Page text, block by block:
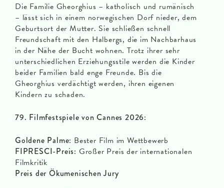
Die Familie Gheorghius – katholisch und rumänisch
– lässt sich in einem norwegischen Dorf nieder, dem
Geburtsort der Mutter. Sie schließen schnell
Freundschaft mit den Halbergs, die im Nachbarhaus
in der Nähe der Bucht wohnen. Trotz ihrer sehr
unterschiedlichen Erziehungsstile werden die Kinder
beider Familien bald enge Freunde. Bis die
Gheorghius verdächtigt werden, ihren eigenen
Kindern zu schaden.
79. Filmfestspiele von Cannes 2026:
Goldene Palme: Bester Film im Wettbewerb
FIPRESCI-Preis: Großer Preis der internationalen
Filmkritik
Preis der Ökumenischen Jury